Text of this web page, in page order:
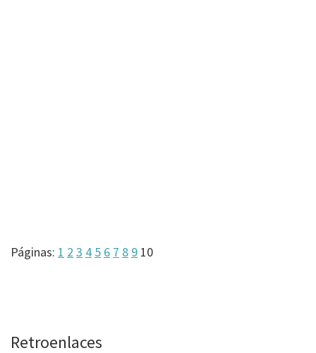
Páginas: Página
1 Página
2 Página
3 Página
4 Página
5 Página
6 Página
7 Página
8 Página
9 Página
10
Interacciones
Retroenlaces